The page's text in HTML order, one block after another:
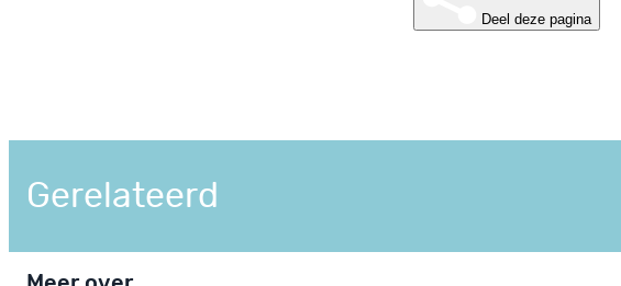
Deel deze pagina
Gerelateerd